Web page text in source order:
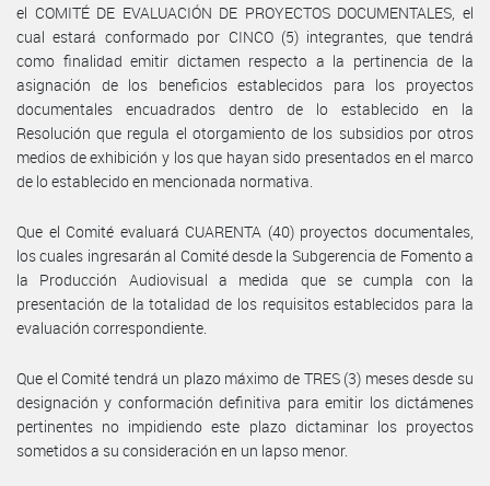
el COMITÉ DE EVALUACIÓN DE PROYECTOS DOCUMENTALES, el
cual estará conformado por CINCO (5) integrantes, que tendrá
como finalidad emitir dictamen respecto a la pertinencia de la
asignación de los beneficios establecidos para los proyectos
documentales encuadrados dentro de lo establecido en la
Resolución que regula el otorgamiento de los subsidios por otros
medios de exhibición y los que hayan sido presentados en el marco
de lo establecido en mencionada normativa.
Que el Comité evaluará CUARENTA (40) proyectos documentales,
los cuales ingresarán al Comité desde la Subgerencia de Fomento a
la Producción Audiovisual a medida que se cumpla con la
presentación de la totalidad de los requisitos establecidos para la
evaluación correspondiente.
Que el Comité tendrá un plazo máximo de TRES (3) meses desde su
designación y conformación definitiva para emitir los dictámenes
pertinentes no impidiendo este plazo dictaminar los proyectos
sometidos a su consideración en un lapso menor.